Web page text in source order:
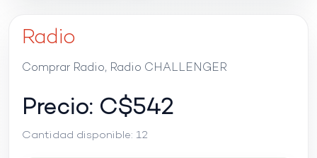
Radio
Comprar Radio, Radio CHALLENGER
Precio: C$542
Cantidad disponible: 12